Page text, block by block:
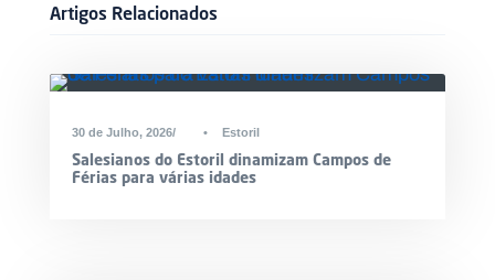
Artigos Relacionados
30 de Julho, 2026 • Estoril
Salesianos do Estoril dinamizam Campos de
Férias para várias idades